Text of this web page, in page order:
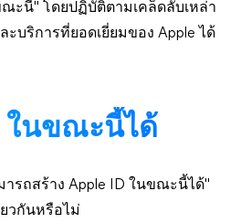
ะนี้" โดยปฏิบัติตามเคล็ดลับเหล่า
บริการที่ยอดเยี่ยมของ Apple ได้
ในขณะนี้ได้
รถสร้าง Apple ID ในขณะนี้ได้"
วกันหรือไม่